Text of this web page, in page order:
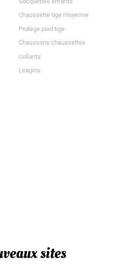
Chaussette tige moyenne
Protège pied tige
Chaussons chaussettes
Collants
Leagins
sites